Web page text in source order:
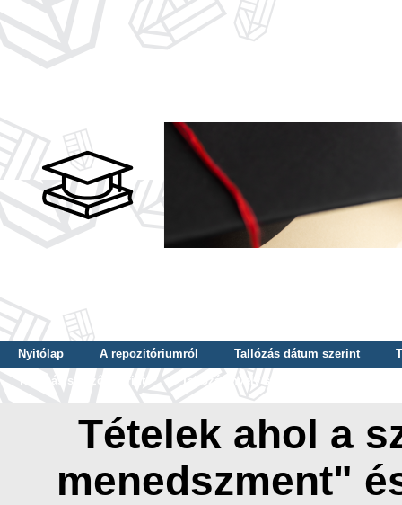
Nyitólap A repozitóriumról Tallózás dátum szerint
Tallózás szerző szerint
Tallózás nyelv szerint
Tételek ahol a
menedszment"